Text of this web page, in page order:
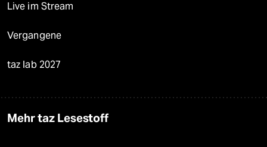
Live im Stream
Vergangene
taz lab 2027
Mehr taz Lesestoff